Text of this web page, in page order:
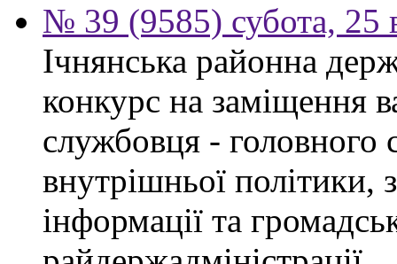
№ 39 (9585) субота, 25
Ічнянська районна
конкурс на заміщення
службовця - головного
внутрішньої політики,
інформації та